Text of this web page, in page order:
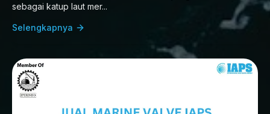
sebagai katup laut mer...
Selengkapnya